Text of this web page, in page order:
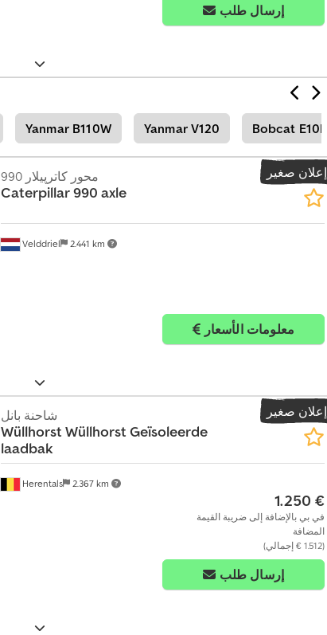
إرسال طلب
Yanmar B110W Yanmar V120 Bobcat E10E
إعلان صغير
Velddriel 2.441 km
محور كاترپيلار 990
Caterpillar990 axle
معلومات الأسعار
إعلان صغير
Herentals 2.367 km
شاحنة بانل
Wüllhorst Wüllhorst Geïsoleerde
laadbak
‏1.250 €
في بي بالإضافة إلى ضريبة القيمة
المضافة
(‏1.512 € إجمالي)
إرسال طلب